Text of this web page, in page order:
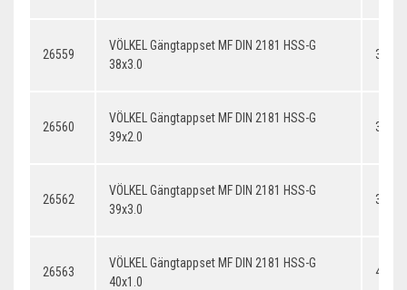
26559
VÖLKEL Gängtappset MF DIN 2181 HSS-G
38x3.0
26560
VÖLKEL Gängtappset MF DIN 2181 HSS-G
39x2.0
26562
VÖLKEL Gängtappset MF DIN 2181 HSS-G
39x3.0
26563
VÖLKEL Gängtappset MF DIN 2181 HSS-G
40x1.0